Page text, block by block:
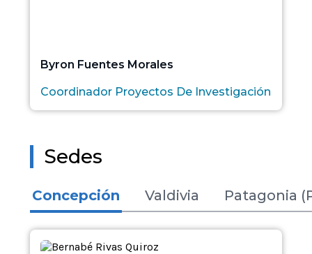
Byron Fuentes Morales
Coordinador Proyectos De Investigación
Sedes
Concepción Valdivia Patagonia